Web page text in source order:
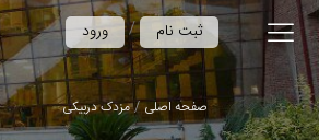
ورود / ثبت نام
صفحه اصلی مزدک دربیکی